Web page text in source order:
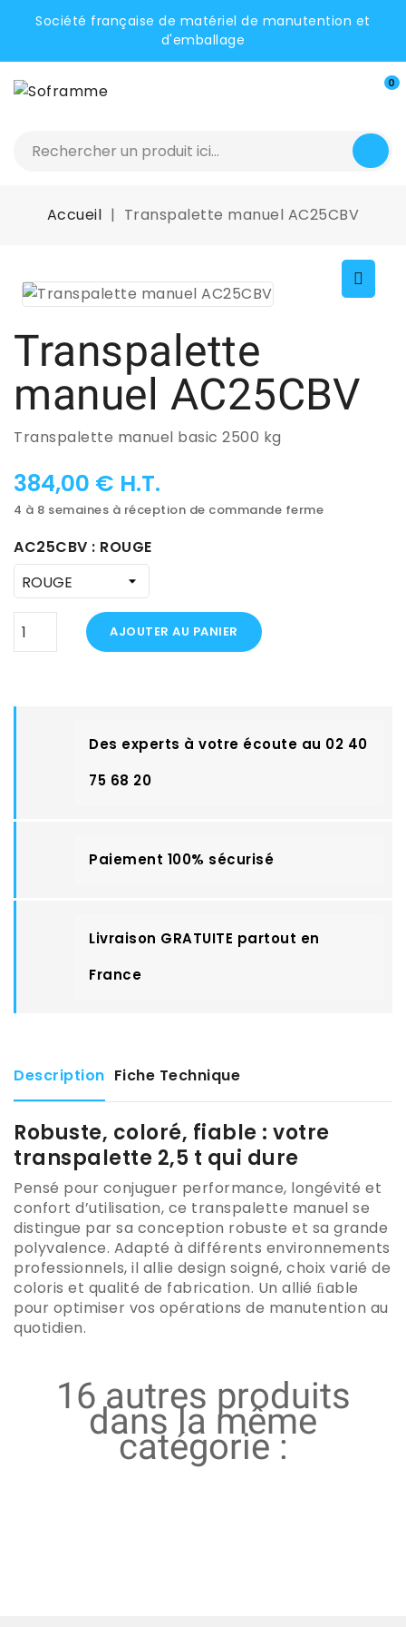
Société française de matériel de manutention et
d'emballage
0
Accueil Transpalette manuel AC25CBV
Transpalette
manuel AC25CBV
Transpalette manuel basic 2500 kg
384,00 € H.T.
4 à 8 semaines à réception de commande ferme
AC25CBV : ROUGE
AJOUTER AU PANIER
Des experts à votre écoute au 02 40
75 68 20
Paiement 100% sécurisé
Livraison GRATUITE partout en
France
Description Fiche Technique
Robuste, coloré, fiable : votre
transpalette 2,5 t qui dure
Pensé pour conjuguer performance, longévité et
confort d’utilisation, ce transpalette manuel se
distingue par sa conception robuste et sa grande
polyvalence. Adapté à différents environnements
professionnels, il allie design soigné, choix varié de
coloris et qualité de fabrication. Un allié ﬁable
pour optimiser vos opérations de manutention au
quotidien.
16 autres produits
dans la même
catégorie :